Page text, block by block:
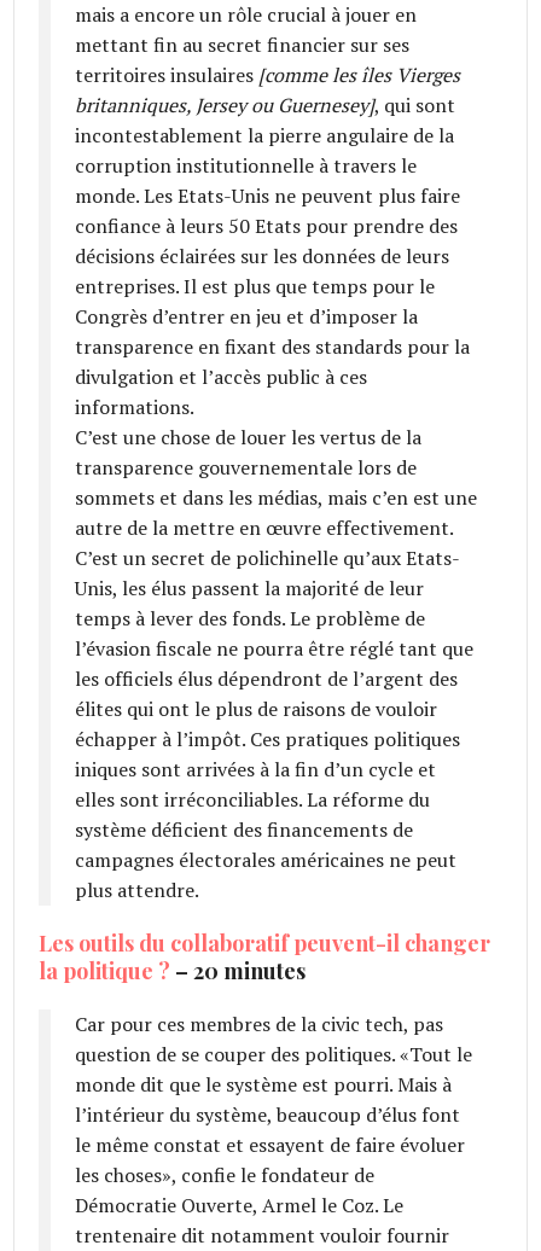
mais a encore un rôle crucial à jouer en
mettant fin au secret financier sur ses
territoires insulaires [comme les îles Vierges
britanniques, Jersey ou Guernesey], qui sont
incontestablement la pierre angulaire de la
corruption institutionnelle à travers le
monde. Les Etats-Unis ne peuvent plus faire
confiance à leurs 50 Etats pour prendre des
décisions éclairées sur les données de leurs
entreprises. Il est plus que temps pour le
Congrès d’entrer en jeu et d’imposer la
transparence en fixant des standards pour la
divulgation et l’accès public à ces
informations.
C’est une chose de louer les vertus de la
transparence gouvernementale lors de
sommets et dans les médias, mais c’en est une
autre de la mettre en œuvre effectivement.
C’est un secret de polichinelle qu’aux Etats-
Unis, les élus passent la majorité de leur
temps à lever des fonds. Le problème de
l’évasion fiscale ne pourra être réglé tant que
les officiels élus dépendront de l’argent des
élites qui ont le plus de raisons de vouloir
échapper à l’impôt. Ces pratiques politiques
iniques sont arrivées à la fin d’un cycle et
elles sont irréconciliables. La réforme du
système déficient des financements de
campagnes électorales américaines ne peut
plus attendre.
Les outils du collaboratif peuvent-il changer
la politique ? – 20 minutes
Car pour ces membres de la civic tech, pas
question de se couper des politiques. «Tout le
monde dit que le système est pourri. Mais à
l’intérieur du système, beaucoup d’élus font
le même constat et essayent de faire évoluer
les choses», confie le fondateur de
Démocratie Ouverte, Armel le Coz. Le
trentenaire dit notamment vouloir fournir